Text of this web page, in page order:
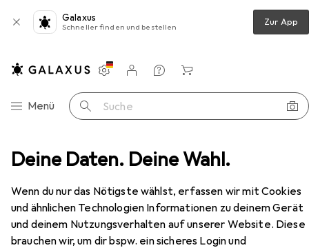
Deine Daten. Deine Wahl.
Wenn du nur das Nötigste wählst, erfassen wir mit Cookies
und ähnlichen Technologien Informationen zu deinem Gerät
und deinem Nutzungsverhalten auf unserer Website. Diese
brauchen wir, um dir bspw. ein sicheres Login und
Galaxus
Schneller finden und bestellen Zur App
Navigation nach Kategorien
Menü Suche
Einstellungen
Kundenkonto
Vergleichslisten
Merklisten
Warenkorb
+ Teppiche Teppich Villeroy & Boch Emmanuel